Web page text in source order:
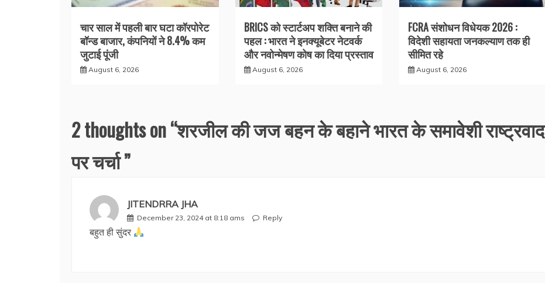
चार साल में पहली बार घटा कॉरपोरेट
बॉन्ड बाजार, कंपनियों ने 8.4% कम
जुटाई पूंजी
August 6, 2026
BRICS को स्टार्टअप शक्ति बनाने की
पहल : भारत ने इनक्यूबेटर नेटवर्क
और नवोन्मेषण कोष का दिया प्रस्ताव
August 6, 2026
FCRA संशोधन विधेयक 2026 :
विदेशी सहायता जनकल्याण तक ही
सीमित रहे
August 6, 2026
2 thoughts on “शरजील की जज बहन के बहाने भारत के समावेशी राष्ट्रवाद
पर चर्चा”
JITENDRRA JHA
December 23, 2024 at 8:18 ams Reply
बहुत ही सुंदर